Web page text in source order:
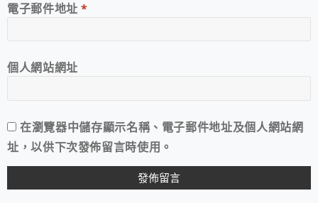
電子郵件地址*
個人網站網址
在瀏覽器中儲存顯示名稱、電子郵件地址及個人網站網
址，以供下次發佈留言時使用。